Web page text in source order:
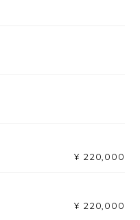
¥ 220,000
¥ 220,000